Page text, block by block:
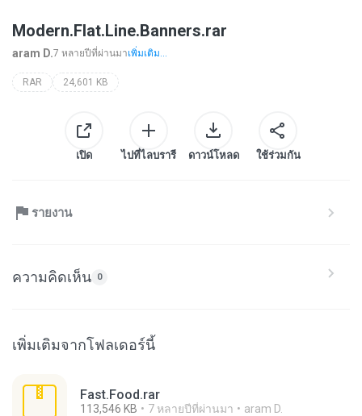
Modern.Flat.Line.Banners.rar
aram D.7 หลายปีที่ผ่านมาเพิ่มเติม...
RAR 24,601 KB
เปิด ไปที่ไลบรารี ดาวน์โหลด ใช้ร่วมกัน
รายงาน
ความคิดเห็น 0
เพิ่มเติมจากโฟลเดอร์นี้
Fast.Food.rar
113,546 KB 7 หลายปีที่ผ่านมา aram D.